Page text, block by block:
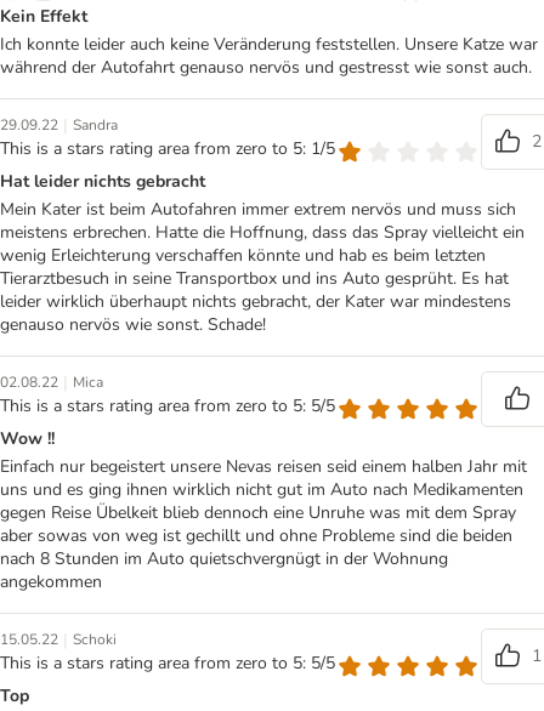
Kein Effekt
Ich konnte leider auch keine Veränderung feststellen. Unsere Katze war
während der Autofahrt genauso nervös und gestresst wie sonst auch.
29.09.22 | Sandra
This is a stars rating area from zero to 5: 1/5
2
Hat leider nichts gebracht
Mein Kater ist beim Autofahren immer extrem nervös und muss sich
meistens erbrechen. Hatte die Hoffnung, dass das Spray vielleicht ein
wenig Erleichterung verschaffen könnte und hab es beim letzten
Tierarztbesuch in seine Transportbox und ins Auto gesprüht. Es hat
leider wirklich überhaupt nichts gebracht, der Kater war mindestens
genauso nervös wie sonst. Schade!
02.08.22 | Mica
This is a stars rating area from zero to 5: 5/5
Wow !!
Einfach nur begeistert unsere Nevas reisen seid einem halben Jahr mit
uns und es ging ihnen wirklich nicht gut im Auto nach Medikamenten
gegen Reise Übelkeit blieb dennoch eine Unruhe was mit dem Spray
aber sowas von weg ist gechillt und ohne Probleme sind die beiden
nach 8 Stunden im Auto quietschvergnügt in der Wohnung
angekommen
15.05.22 | Schoki
This is a stars rating area from zero to 5: 5/5
1
Top